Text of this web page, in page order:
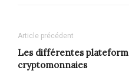
Article précédent
Les différentes
cryptomonnaies